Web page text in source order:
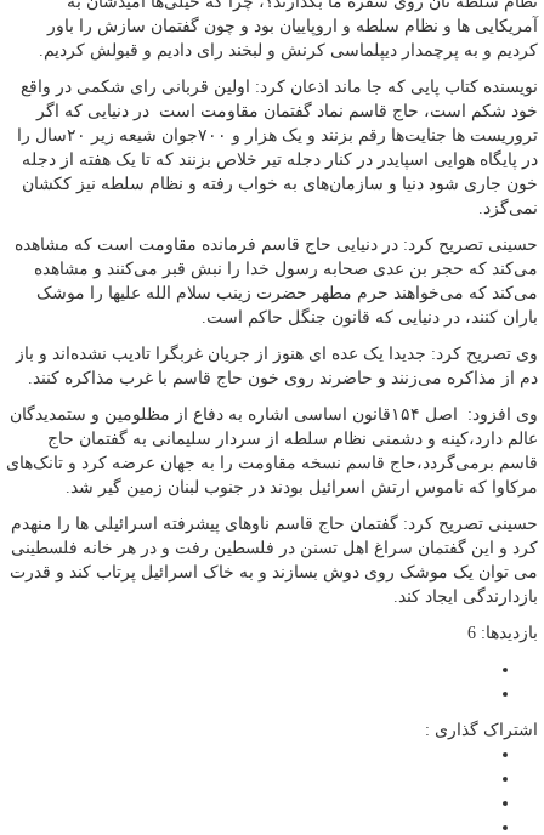
آمریکایی ها و نظام سلطه و اروپاییان بود و چون گفتمان سازش را باور
کردیم و به پرچمدار دیپلماسی کرنش و لبخند رای دادیم و قبولش کردیم.
نویسنده کتاب پایی که جا ماند اذعان کرد: اولین قربانی رای شکمی در واقع
خود شکم است، حاج قاسم نماد گفتمان مقاومت است در دنیایی که اگر
تروریست ها جنایت‌ها رقم بزنند و یک هزار و ۷۰۰جوان شیعه زیر ۲۰سال را
در پایگاه هوایی اسپایدر در کنار دجله تیر خلاص بزنند که تا یک هفته از دجله
خون جاری شود دنیا و سازمان‌های به خواب رفته و نظام سلطه نیز ککشان
نمی‌گزد.
حسینی تصریح کرد: در دنیایی حاج قاسم فرمانده مقاومت است که مشاهده
می‌کند که حجر بن عدی صحابه رسول خدا را نبش قبر می‌کنند و مشاهده
می‌کند که می‌خواهند حرم مطهر حضرت زینب سلام الله علیها را موشک
باران کنند، در دنیایی که قانون جنگل حاکم است.
وی تصریح کرد: جدیدا یک عده ای هنوز از جریان غربگرا تادیب نشده‌اند و باز
دم از مذاکره می‌زنند و حاضرند روی خون حاج قاسم با غرب مذاکره کنند.
وی افزود: اصل ۱۵۴قانون اساسی اشاره به دفاع از مظلومین و ستمدیدگان
عالم دارد،کینه و دشمنی نظام سلطه از سردار سلیمانی به گفتمان حاج
قاسم برمی‌گردد،حاج قاسم نسخه مقاومت را به جهان عرضه کرد و تانک‌های
مرکاوا که ناموس ارتش اسرائیل بودند در جنوب لبنان زمین گیر شد.
حسینی تصریح کرد: گفتمان حاج قاسم ناوهای پیشرفته اسرائیلی ها را منهدم
کرد و این گفتمان سراغ اهل تسنن در فلسطین رفت و در هر خانه فلسطینی
می توان یک موشک روی دوش بسازند و به خاک اسرائیل پرتاب کند و قدرت
بازدارندگی ایجاد کند.
بازدیدها: 6
اشتراک گذاری :